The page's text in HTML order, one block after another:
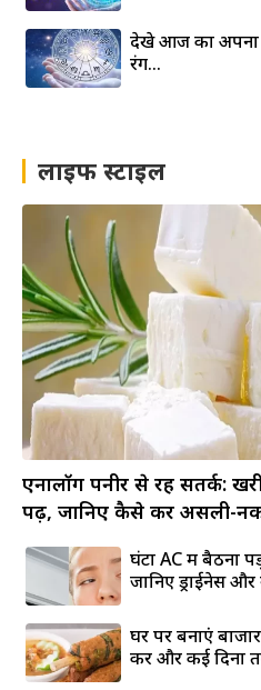
देखे आज का
रंग…
लाइफ स्टाइल
एनालॉग पनीर से रहें सतर्क:
पढ़ें, जानिए कैसे करें असली-
घंटों AC में बैठना
जानिए ड्राईनेस
घर पर बनाएं
करें और कई दिनों